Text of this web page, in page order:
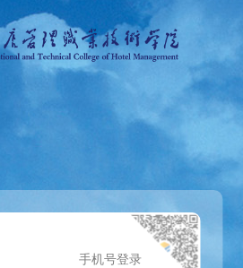
手机号登录